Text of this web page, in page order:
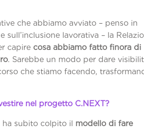
che abbiamo avviato – penso in
sull’inclusione lavorativa – la
capire cosa abbiamo fatto finora di
. Sarebbe un modo per dare
che stiamo facendo,
nel progetto C.NEXT?
ha subito colpito il modello di fare